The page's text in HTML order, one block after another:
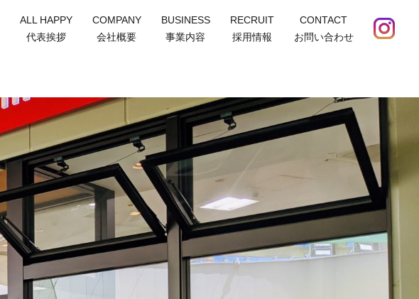
ALL HAPPY
代表挨拶
COMPANY
会社概要
BUSINESS
事業内容
RECRUIT
採用情報
CONTACT
お問い合わせ